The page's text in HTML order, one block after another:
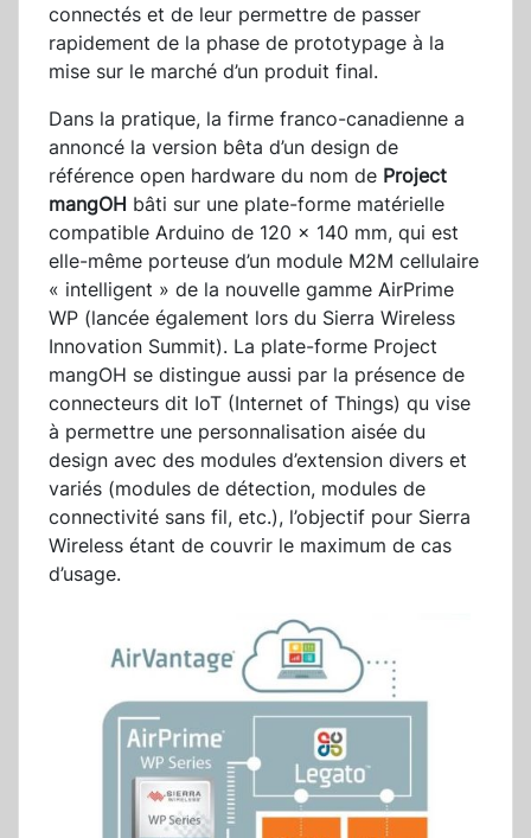
connectés et de leur permettre de passer
rapidement de la phase de prototypage à la
mise sur le marché d’un produit final.
Dans la pratique, la firme franco-canadienne a
annoncé la version bêta d’un design de
référence open hardware du nom de Project
mangOH bâti sur une plate-forme matérielle
compatible Arduino de 120 x 140 mm, qui est
elle-même porteuse d’un module M2M cellulaire
« intelligent » de la nouvelle gamme AirPrime
WP (lancée également lors du Sierra Wireless
Innovation Summit). La plate-forme Project
mangOH se distingue aussi par la présence de
connecteurs dit IoT (Internet of Things) qu vise
à permettre une personnalisation aisée du
design avec des modules d’extension divers et
variés (modules de détection, modules de
connectivité sans fil, etc.), l’objectif pour Sierra
Wireless étant de couvrir le maximum de cas
d’usage.